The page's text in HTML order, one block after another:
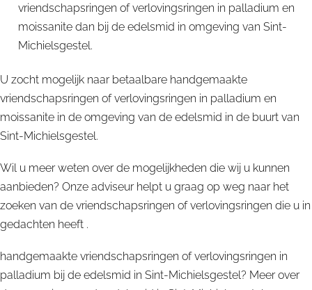
vriendschapsringen of verlovingsringen in palladium en
moissanite dan bij de edelsmid in omgeving van Sint-
Michielsgestel.
U zocht mogelijk naar betaalbare handgemaakte
vriendschapsringen of verlovingsringen in palladium en
moissanite in de omgeving van de edelsmid in de buurt van
Sint-Michielsgestel.
Wil u meer weten over de mogelijkheden die wij u kunnen
aanbieden? Onze adviseur helpt u graag op weg naar het
zoeken van de vriendschapsringen of verlovingsringen die u in
gedachten heeft .
handgemaakte vriendschapsringen of verlovingsringen in
palladium bij de edelsmid in Sint-Michielsgestel? Meer over